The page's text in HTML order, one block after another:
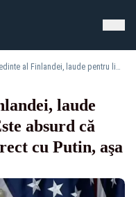
Fostul președinte al Finlandei, laude pentru liderul SUA: „Este absurd că europenii nu discută direct cu Putin, aşa cum face Trump”
laude
absurd că
cu Putin, aşa